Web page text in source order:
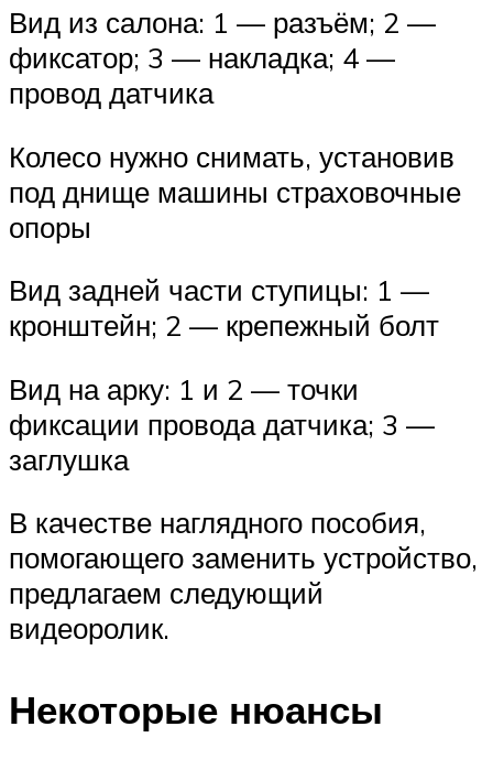
Вид из салона: 1 — разъём; 2 —
фиксатор; 3 — накладка; 4 —
провод датчика
Колесо нужно снимать, установив
под днище машины страховочные
опоры
Вид задней части ступицы: 1 —
кронштейн; 2 — крепежный болт
Вид на арку: 1 и 2 — точки
фиксации провода датчика; 3 —
заглушка
В качестве наглядного пособия,
помогающего заменить устройство,
предлагаем следующий
видеоролик.
Некоторые нюансы